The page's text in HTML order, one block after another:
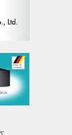
古典
编余闲话